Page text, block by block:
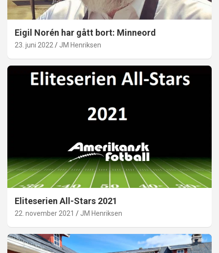
Eigil Norén har gått bort: Minneord
23. juni 2022 JM Henriksen
Eliteserien All-Stars 2021
22. november 2021 JM Henriksen